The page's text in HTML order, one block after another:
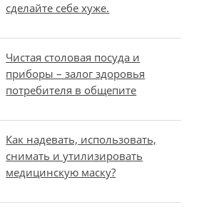
сделайте себе хуже.
Чистая столовая посуда и
приборы – залог здоровья
потребителя в общепите
Как надевать, использовать,
снимать и утилизировать
медицинскую маску?